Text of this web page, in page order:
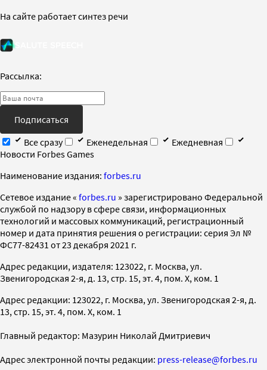
На сайте работает синтез речи
Рассылка:
Подписаться
Все сразу
Еженедельная
Ежедневная
Новости Forbes Games
Наименование издания: forbes.ru
Cетевое издание « forbes.ru » зарегистрировано Федеральной
службой по надзору в сфере связи, информационных
технологий и массовых коммуникаций, регистрационный
номер и дата принятия решения о регистрации: серия Эл №
ФС77-82431 от 23 декабря 2021 г.
Адрес редакции, издателя: 123022, г. Москва, ул.
Звенигородская 2-я, д. 13, стр. 15, эт. 4, пом. X, ком. 1
Адрес редакции: 123022, г. Москва, ул. Звенигородская 2-я, д.
13, стр. 15, эт. 4, пом. X, ком. 1
Главный редактор: Мазурин Николай Дмитриевич
Адрес электронной почты редакции: press-release@forbes.ru